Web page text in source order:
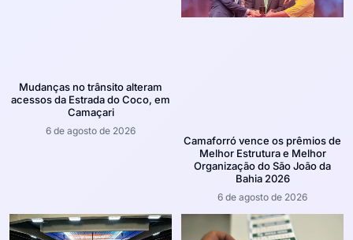
Mudanças no trânsito alteram
acessos da Estrada do Coco, em
Camaçari
6 de agosto de 2026
Camaforró vence os prêmios de
Melhor Estrutura e Melhor
Organização do São João da
Bahia 2026
6 de agosto de 2026